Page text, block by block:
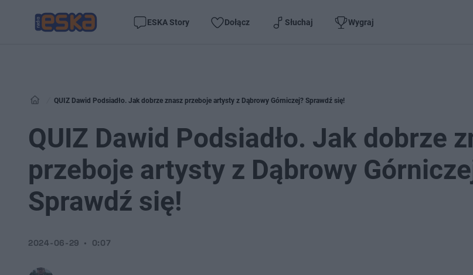
ESKA Story Dołącz Słuchaj Wygraj
QUIZ Dawid Podsiadło. Jak dobrze znasz przeboje artysty z Dąbrowy Górniczej? Sprawdź się!
QUIZ Dawid Podsiadło. Jak dobrze
przeboje artysty z Dąbrowy
Sprawdź się!
2024-06-29 0:07